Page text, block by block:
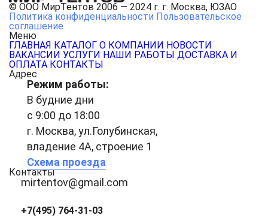
© ООО МирТентов 2006 — 2024 г. г. Москва, ЮЗАО
Политика конфиденциальности Пользовательское
соглашение
Меню
ГЛАВНАЯ КАТАЛОГ О КОМПАНИИ НОВОСТИ
ВАКАНСИИ УСЛУГИ НАШИ РАБОТЫ ДОСТАВКА И
ОПЛАТА КОНТАКТЫ
Адрес
Режим работы:
В будние дни
с 9:00 до 18:00
г. Москва, ул.Голубинская,
владение 4А, строение 1
Схема проезда
Контакты
mirtentov@gmail.com
+7(495) 764-31-03